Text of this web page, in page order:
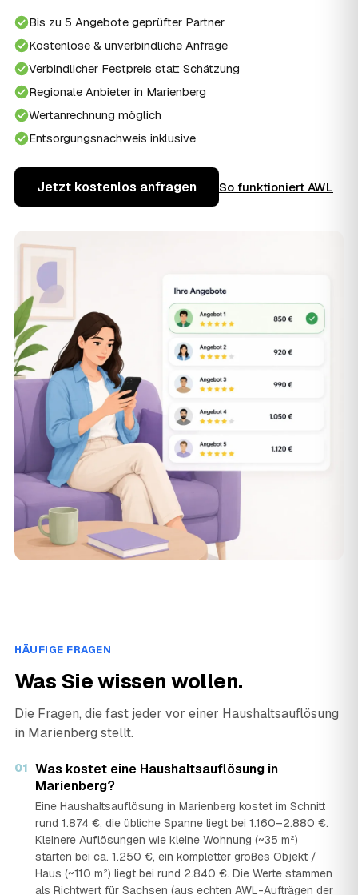
Bis zu 5 Angebote geprüfter Partner
Kostenlose & unverbindliche Anfrage
Verbindlicher Festpreis statt Schätzung
Regionale Anbieter in Marienberg
Wertanrechnung möglich
Entsorgungsnachweis inklusive
Jetzt kostenlos anfragen So funktioniert AWL
HÄUFIGE FRAGEN
Was Sie wissen wollen.
Die Fragen, die fast jeder vor einer Haushaltsauflösung
in Marienberg stellt.
01 Was kostet eine Haushaltsauflösung in
Marienberg?
Eine Haushaltsauflösung in Marienberg kostet im Schnitt
rund 1.874 €, die übliche Spanne liegt bei 1.160–2.880 €.
Kleinere Auflösungen wie kleine Wohnung (~35 m²)
starten bei ca. 1.250 €, ein kompletter großes Objekt /
Haus (~110 m²) liegt bei rund 2.840 €. Die Werte stammen
als Richtwert für Sachsen (aus echten AWL-Aufträgen der